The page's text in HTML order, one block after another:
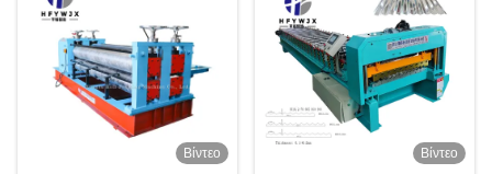
Βίντεο
Βίντεο